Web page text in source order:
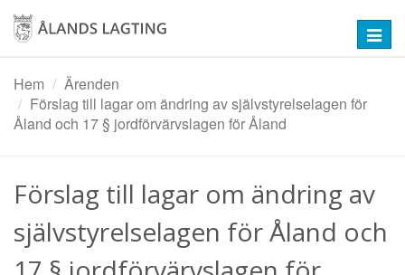
Hoppa
huvudinnehåll
Hem
Ärenden
Förslag till lagar om ändring av självstyrelselagen för
Åland och 17 § jordförvärvslagen för Åland
Förslag till lagar om ändring av
självstyrelselagen för Åland och